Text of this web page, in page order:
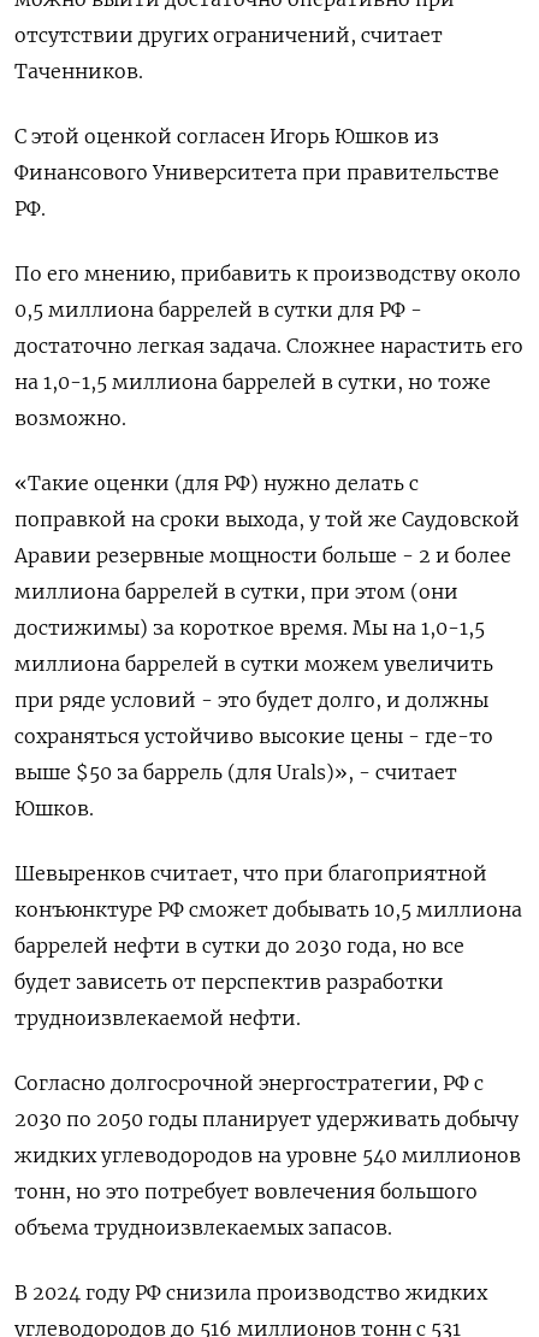
отсутствии других ограничений, считает
Таченников.
С этой оценкой согласен Игорь Юшков из
Финансового Университета при правительстве
РФ.
По его мнению, прибавить к производству около
0,5 миллиона баррелей в сутки для РФ -
достаточно легкая задача. Сложнее нарастить его
на 1,0-1,5 миллиона баррелей в сутки, но тоже
возможно.
«Такие оценки (для РФ) нужно делать с
поправкой на сроки выхода, у той же Саудовской
Аравии резервные мощности больше - 2 и более
миллиона баррелей в сутки, при этом (они
достижимы) за короткое время. Мы на 1,0-1,5
миллиона баррелей в сутки можем увеличить
при ряде условий - это будет долго, и должны
сохраняться устойчиво высокие цены - где-то
выше $50 за баррель (для Urals)», - считает
Юшков.
Шевыренков считает, что при благоприятной
конъюнктуре РФ сможет добывать 10,5 миллиона
баррелей нефти в сутки до 2030 года, но все
будет зависеть от перспектив разработки
трудноизвлекаемой нефти.
Согласно долгосрочной энергостратегии, РФ с
2030 по 2050 годы планирует удерживать добычу
жидких углеводородов на уровне 540 миллионов
тонн, но это потребует вовлечения большого
объема трудноизвлекаемых запасов.
В 2024 году РФ снизила производство жидких
углеводородов до 516 миллионов тонн с 531